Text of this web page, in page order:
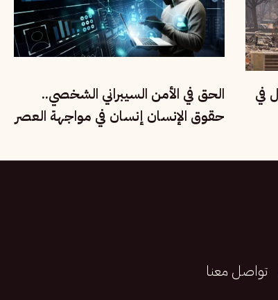
نحو 700 منزل في
الحق في الأمن السيبراني الشخصي..
حقوق الإنسان إنسان في مواجهة العصر
تواصل معنا